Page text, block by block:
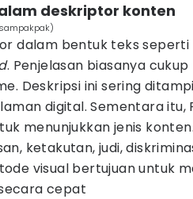
deskriptor konten
dalam bentuk teks seperti
. Penjelasan biasanya
Deskripsi ini sering
digital. Sementara itu,
menunjukkan jenis
ketakutan, judi,
visual bertujuan untuk
cepat